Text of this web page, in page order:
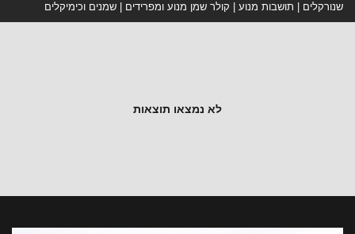
שנורקלים
תושבות מנוע קולר שמן מנוע ומפרידים שמנים וכימיקלים
לא נמצאו תוצאות